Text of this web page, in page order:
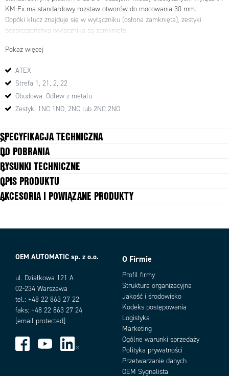
KM-Ex ma standardowy rozstaw otworów do mocowania 30 mm.
Dopóki klucz znajduje się w wyłączniku (osłona zamknięta), zestyki
bezpieczeństwa wyłącznika są zamknięte.
Pokaż więcej
ATEX
Strefa 1, 21, 2, 22
Obudowa: Odlew z metalu
Zestyki 1NC 1NO, 2NC lub 2NC 2NO
SPECYFIKACJA TECHNICZNA
ATEX
B10d
Długość przewodu 3 m
Droga do wymuszonego otwarcia
8 mm
Materiał: obudowa Odlew z metalu
MTTFd 356 lat
up to PLe acc. ISO13849-1
Ex 3M
Roczne użycie
8 cykli na godzinę/24 godziny na
dobę/365 dni
Stopień ochrony IP IP67, IP69K
Temperatura pracy -20°C +60°C
1NC 1NO
DO POBRANIA
RYSUNKI TECHNICZNE
OPIS PRODUKTU
AKCESORIA I POWIĄZANE PRODUKTY
Add as new cart row
OEM AUTOMATIC sp. z o.o.
ul. Działkowa 121 A
02-234 Warszawa
tel.: +48 22 863 27 22
faks: +48 22 863 27 24
[email protected]
O Firmie
Profil firmy
Struktura organizacyjna
Jakość i środowisko
Kodeks postępowania
Logistyka
Marketing
Ogólne warunki sprzedaży
Polityka prywatności
Przetwarzanie danych
OEM Sygnalista